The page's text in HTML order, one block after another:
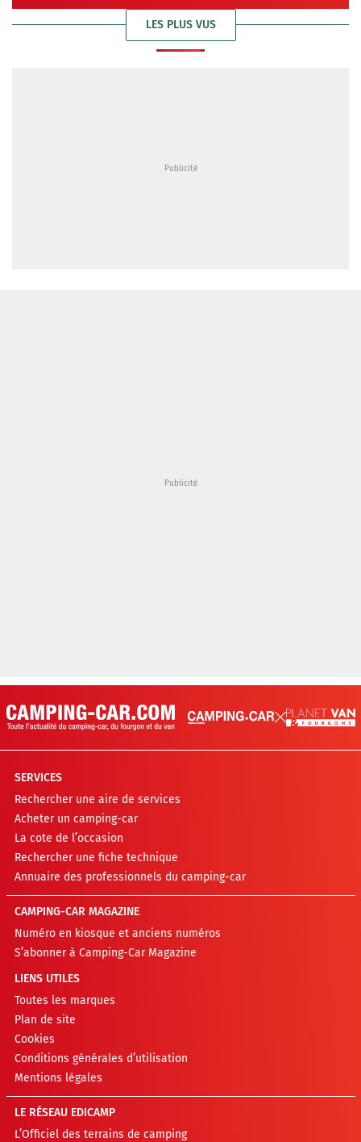
LES PLUS VUS
SERVICES
Rechercher une aire de services
Acheter un camping-car
La cote de l’occasion
Rechercher une fiche technique
Annuaire des professionnels du camping-car
CAMPING-CAR MAGAZINE
Numéro en kiosque et anciens numéros
S’abonner à Camping-Car Magazine
LIENS UTILES
Toutes les marques
Plan de site
Cookies
Conditions générales d’utilisation
Mentions légales
LE RÉSEAU EDICAMP
L’Officiel des terrains de camping